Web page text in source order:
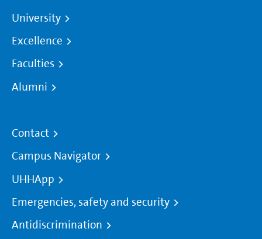
University
Excellence
Faculties
Alumni
Contact
Campus Navigator
UHHApp
Emergencies, safety and security
Antidiscrimination